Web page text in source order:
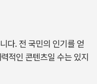
다. 전 국민의 인기를 얻
적인 콘텐츠일 수는 있지